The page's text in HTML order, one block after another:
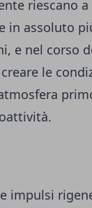
riescano a
in assoluto
e nel corso
le
impulsi